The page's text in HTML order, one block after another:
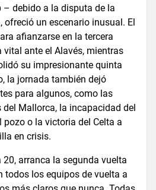
– debido a la disputa de la
ofreció un escenario inusual. El
afianzarse en la tercera
ante el Alavés, mientras
su impresionante quinta
la jornada también dejó
para algunos, como las
Mallorca, la incapacidad del
o la victoria del Celta a
en crisis.
arranca la segunda vuelta
todos los equipos de vuelta a